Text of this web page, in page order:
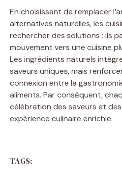
En choisissant de remplacer
alternatives naturelles, les
rechercher des solutions ; ils
mouvement vers une cuisine
Les ingrédients naturels
saveurs uniques, mais
connexion entre la
aliments. Par conséquent,
célébration des saveurs et
expérience culinaire enrichie.
TAGS: